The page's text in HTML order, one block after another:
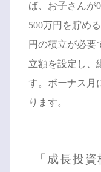
ば、お子さんが
500万円を貯め
円の積立が必要
立額を設定し、
す。ボーナス月
ります。
「成長投